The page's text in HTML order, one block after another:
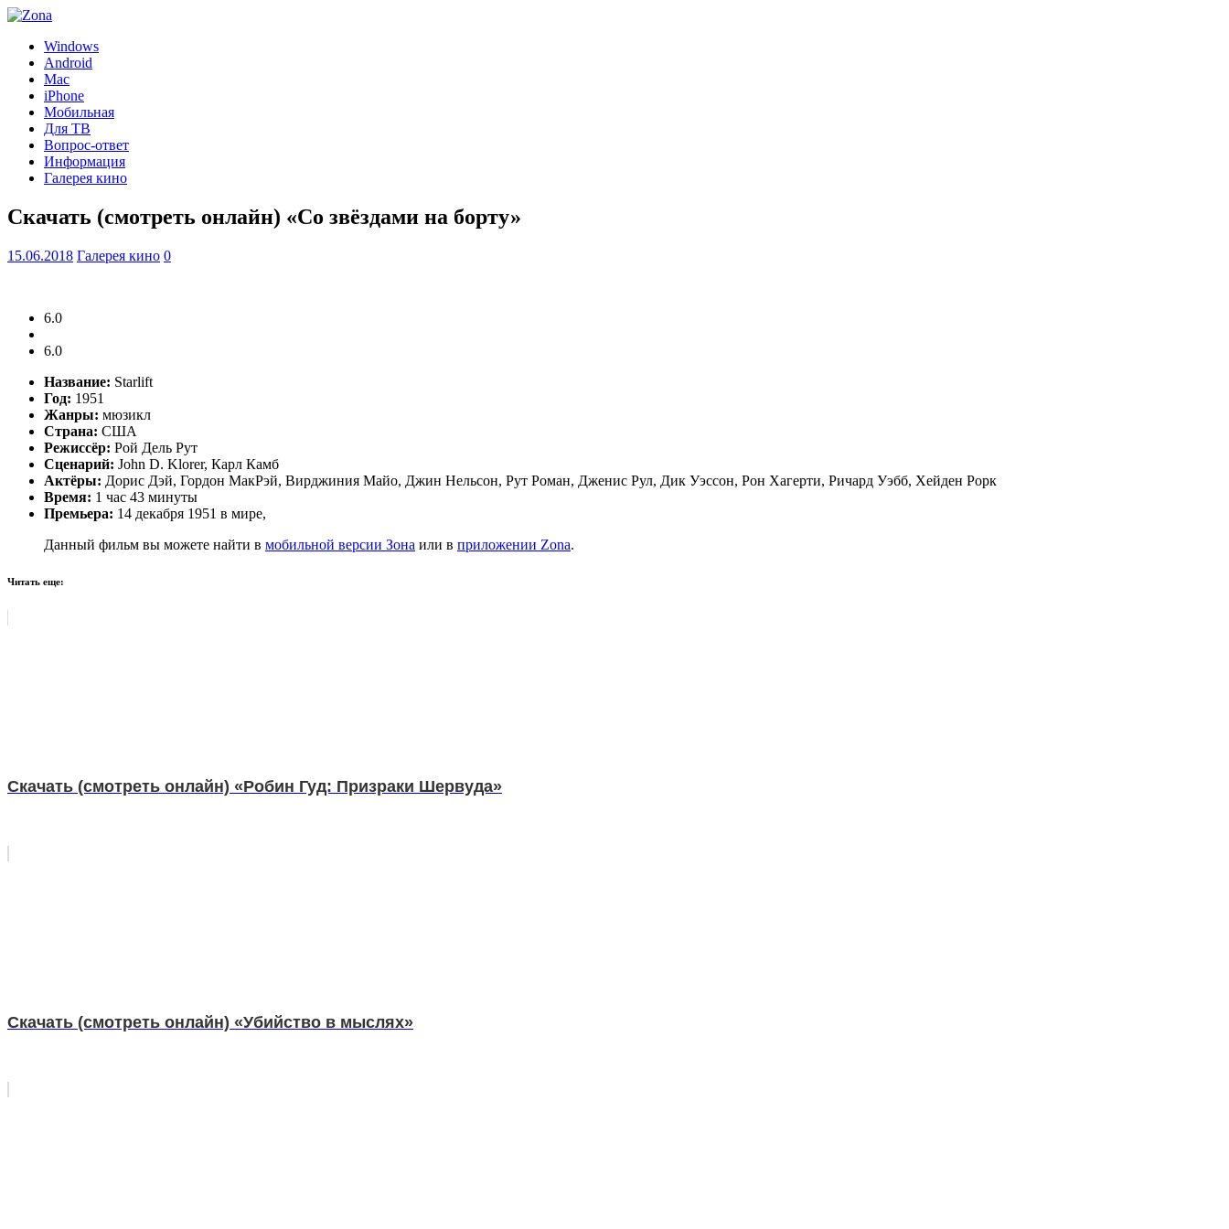
Windows
Android
Mac
iPhone
Мобильная
Для ТВ
Вопрос-ответ
Информация
Галерея кино
Скачать (смотреть онлайн) «Со звёздами на борту»
15.06.2018 Галерея кино 0
6.0
6.0
Название: Starlift
Год: 1951
Жанры: мюзикл
Страна: США
Режиссёр: Рой Дель Рут
Сценарий: John D. Klorer, Карл Камб
Актёры: Дорис Дэй, Гордон МакРэй, Вирджиния Майо, Джин Нельсон, Рут Роман, Дженис Рул, Дик Уэссон, Рон Хагерти, Ричард Уэбб, Хейден Рорк
Время: 1 час 43 минуты
Премьера: 14 декабря 1951 в мире,
Данный фильм вы можете найти в мобильной версии Зона или в приложении Zona.
Читать еще:
Скачать (смотреть онлайн) «Робин Гуд: Призраки Шервуда»
Скачать (смотреть онлайн) «Убийство в мыслях»